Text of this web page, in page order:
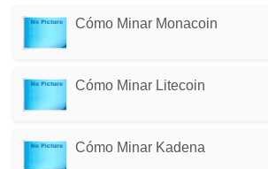
Cómo Minar Monacoin
Cómo Minar Litecoin
Cómo Minar Kadena